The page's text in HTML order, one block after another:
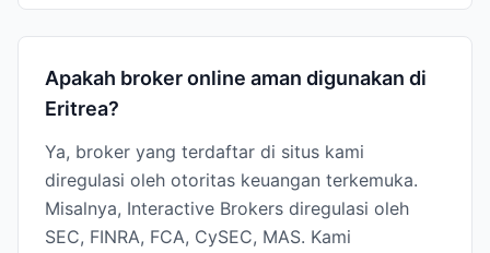
Apakah broker online aman digunakan di
Eritrea?
Ya, broker yang terdaftar di situs kami
diregulasi oleh otoritas keuangan terkemuka.
Misalnya, Interactive Brokers diregulasi oleh
SEC, FINRA, FCA, CySEC, MAS. Kami